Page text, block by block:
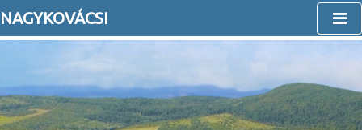
NAGYKOVÁCSI